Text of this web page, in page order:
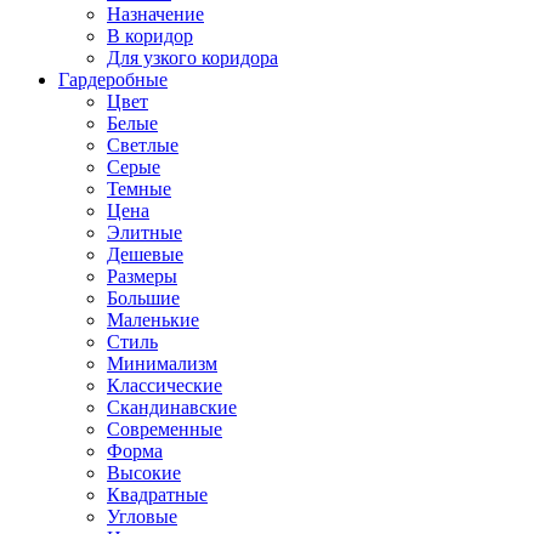
Назначение
В коридор
Для узкого коридора
Гардеробные
Цвет
Белые
Светлые
Серые
Темные
Цена
Элитные
Дешевые
Размеры
Большие
Маленькие
Стиль
Минимализм
Классические
Скандинавские
Современные
Форма
Высокие
Квадратные
Угловые